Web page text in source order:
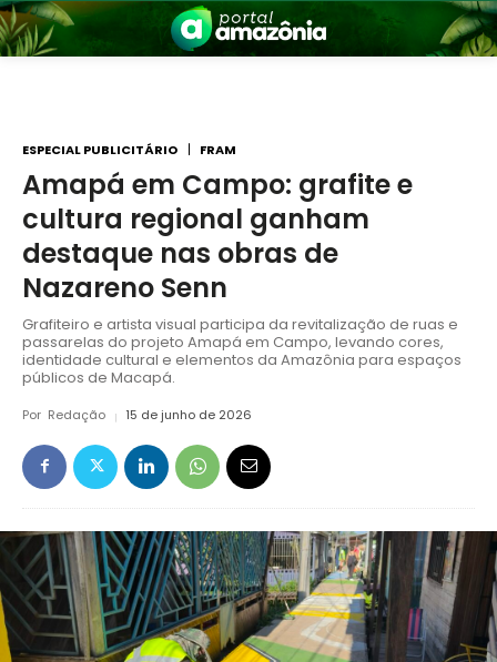
Amazônia
ESPECIAL PUBLICITÁRIO FRAM
Amapá em Campo: grafite e
cultura regional ganham
destaque nas obras de
Nazareno Senn
Grafiteiro e artista visual participa da revitalização de ruas e
passarelas do projeto Amapá em Campo, levando cores,
identidade cultural e elementos da Amazônia para espaços
públicos de Macapá.
Por Redação 15 de junho de 2026